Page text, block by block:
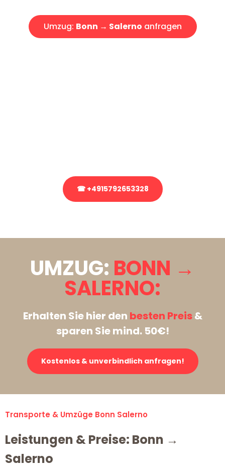
Umzug: Bonn → Salerno anfragen
☎ +4915792653328
UMZUG: BONN →
SALERNO:
Erhalten Sie hier den besten Preis&
sparen Sie mind. 50€!
Kostenlos & unverbindlich anfragen!
Transporte & Umzüge Bonn Salerno
Leistungen & Preise: Bonn →
Salerno